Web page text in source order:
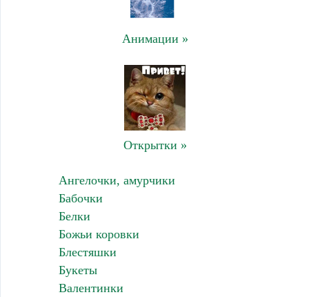
Анимации »
Открытки »
Ангелочки, амурчики
Бабочки
Белки
Божьи коровки
Блестяшки
Букеты
Валентинки